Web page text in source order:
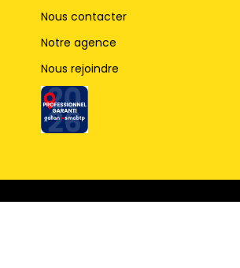
Nous contacter
Notre agence
Nous rejoindre